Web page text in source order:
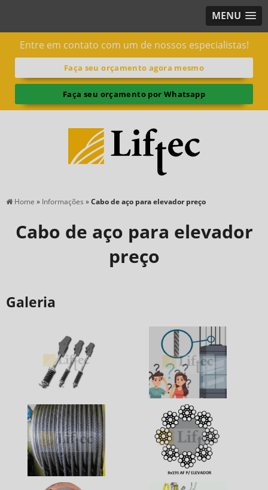
MENU
Entre em contato com um de nossos especialistas!
Faça seu orçamento agora mesmo
Faça seu orçamento por Whatsapp
Home » Informações »Cabo de aço para elevador preço
Cabo de aço para elevador
preço
Galeria